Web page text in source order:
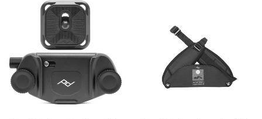
PASSWORT VERGESSEN?
REGISTRIEREN
E-Mail-Adresse